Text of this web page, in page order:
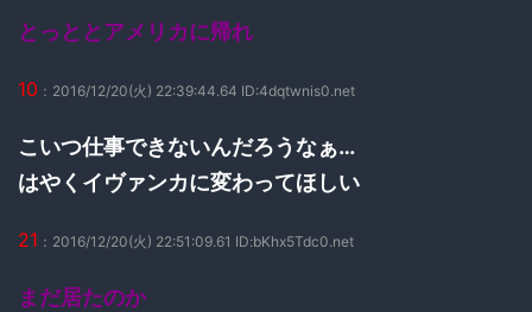
とっととアメリカに帰れ
10 ：2016/12/20(火) 22:39:44.64 ID:4dqtwnis0.net
こいつ仕事できないんだろうなぁ…
はやくイヴァンカに変わってほしい
21 ：2016/12/20(火) 22:51:09.61 ID:bKhx5Tdc0.net
まだ居たのか